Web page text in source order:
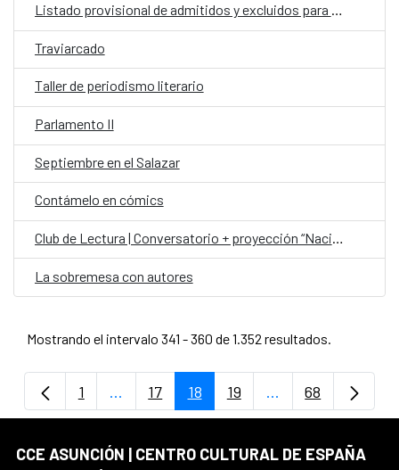
Listado provisional de admitidos y excluidos para la Embajada de España
Traviarcado
Taller de periodismo literario
Parlamento II
Septiembre en el Salazar
Contámelo en cómics
Club de Lectura | Conversatorio + proyección “Nación Guaraní”
La sobremesa con autores
Mostrando el intervalo 341 - 360 de 1.352 resultados.
Página
1 ...Páginas intermedias Use TAB para
Página
17 Página
18 Página
19 ...PáginasPágina
68
CCE ASUNCIÓN | CENTRO CULTURAL DE ESPAÑA